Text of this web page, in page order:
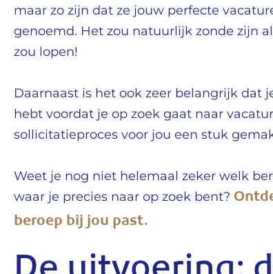
maar zo zijn dat ze jouw perfecte
genoemd. Het zou natuurlijk zonde zijn
zou lopen!
Daarnaast is het ook zeer belangrijk dat
hebt voordat je op zoek gaat naar
sollicitatieproces voor jou een stuk
Weet je nog niet helemaal zeker welk
waar je precies naar op zoek bent?
beroep bij jou past.